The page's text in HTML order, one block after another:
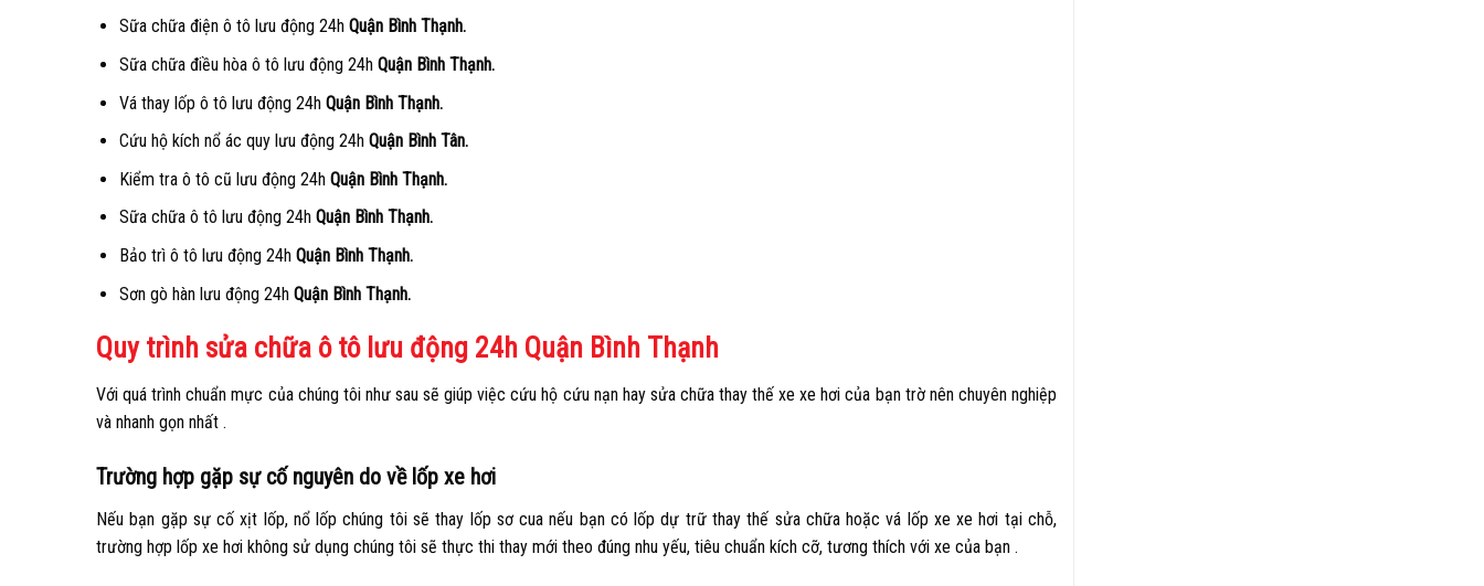
Sữa chữa điện ô tô lưu động 24h Quận Bình Thạnh.
Sữa chữa điều hòa ô tô lưu động 24h Quận Bình Thạnh.
Vá thay lốp ô tô lưu động 24h Quận Bình Thạnh.
Cứu hộ kích nổ ác quy lưu động 24h Quận Bình Tân.
Kiểm tra ô tô cũ lưu động 24h Quận Bình Thạnh.
Sữa chữa ô tô lưu động 24h Quận Bình Thạnh.
Bảo trì ô tô lưu động 24h Quận Bình Thạnh.
Sơn gò hàn lưu động 24h Quận Bình Thạnh.
Quy trình sửa chữa ô tô lưu động 24h Quận Bình Thạnh
Với quá trình chuẩn mực của chúng tôi như sau sẽ giúp việc cứu hộ cứu nạn hay sửa chữa thay thế xe xe hơi của bạn trờ nên chuyên nghiệp
và nhanh gọn nhất .
Trường hợp gặp sự cố nguyên do về lốp xe hơi
Nếu bạn gặp sự cố xịt lốp, nổ lốp chúng tôi sẽ thay lốp sơ cua nếu bạn có lốp dự trữ thay thế sửa chữa hoặc vá lốp xe xe hơi tại chỗ,
trường hợp lốp xe hơi không sử dụng chúng tôi sẽ thực thi thay mới theo đúng nhu yếu, tiêu chuẩn kích cỡ, tương thích với xe của bạn .